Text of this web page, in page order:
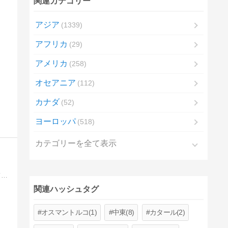
アジア 1339
アフリカ 29
アメリカ 258
オセアニア 112
カナダ 52
ヨーロッパ 518
カテゴリーを全て表示
関連ハッシュタグ
オスマントルコ(1) 中東(8) カタール(2)